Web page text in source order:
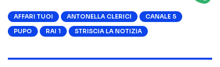
AFFARI TUOI ANTONELLA CLERICI
CANALE 5
PUPO
RAI 1 STRISCIA LA NOTIZIA